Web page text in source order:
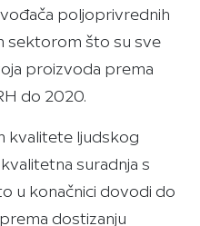
poljoprivrednih
sektorom što su sve
proizvoda prema
do 2020.
kvalitete ljudskog
suradnja s
u konačnici dovodi do
dostizanju